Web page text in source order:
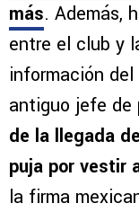
más. Además,
entre el club y
información
antiguo jefe de
de la llegada
puja por vestir
la firma